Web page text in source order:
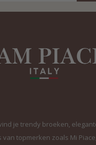
je trendy broeken,
van topmerken zoals Mi